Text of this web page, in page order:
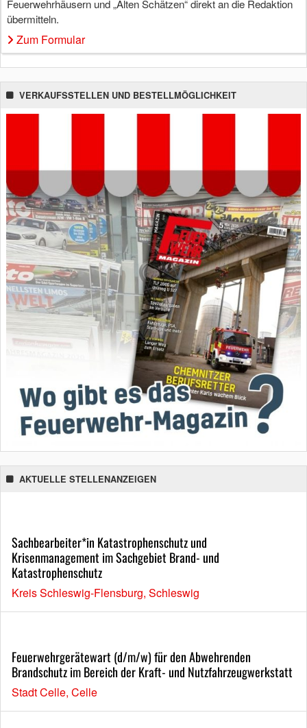
Feuerwehrhäusern und „Alten Schätzen“ direkt an die Redaktion
übermitteln.
Zum Formular
VERKAUFSSTELLEN UND BESTELLMÖGLICHKEIT
AKTUELLE STELLENANZEIGEN
Sachbearbeiter*in Katastrophenschutz und
Krisenmanagement im Sachgebiet Brand- und
Katastrophenschutz
Kreis Schleswig-Flensburg, Schleswig
Feuerwehrgerätewart (d/m/w) für den Abwehrenden
Brandschutz im Bereich der Kraft- und Nutzfahrzeugwerkstatt
Stadt Celle, Celle